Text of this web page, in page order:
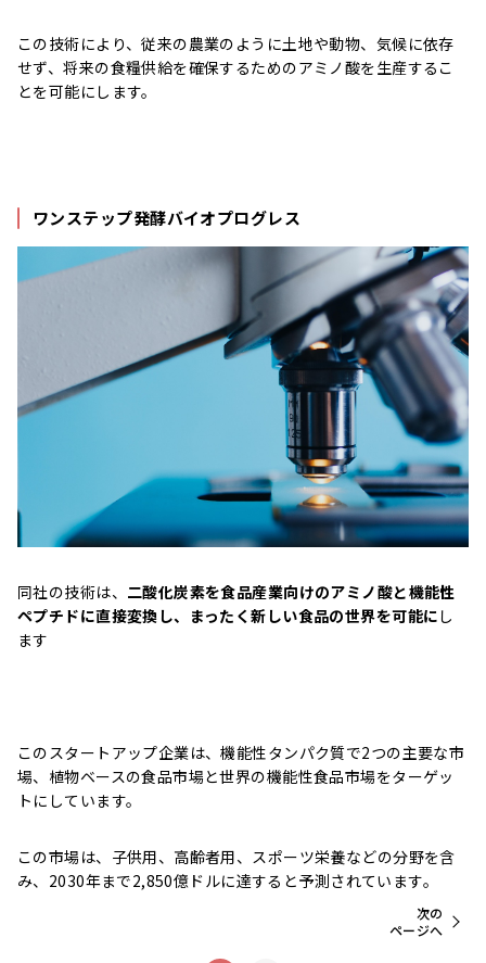
この技術により、従来の農業のように土地や動物、気候に依存
せず、将来の食糧供給を確保するためのアミノ酸を生産するこ
とを可能にします。
ワンステップ発酵バイオプログレス
同社の技術は、 二酸化炭素を食品産業向けのアミノ酸と機能性
ペプチドに直接変換し、まったく新しい食品の世界を可能に し
ます
このスタートアップ企業は、機能性タンパク質で2つの主要な市
場、植物ベースの食品市場と世界の機能性食品市場をターゲッ
トにしています。
この市場は、子供用、高齢者用、スポーツ栄養などの分野を含
み、2030年まで2,850億ドルに達すると予測されています。
次の
ページへ